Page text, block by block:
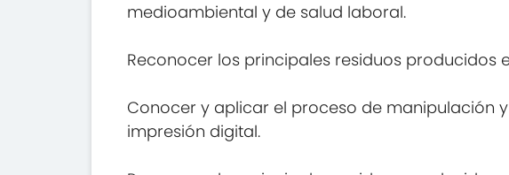
medioambiental y de salud laboral.
Reconocer los principales residuos producidos
Conocer y aplicar el proceso de manipulación
impresión digital.